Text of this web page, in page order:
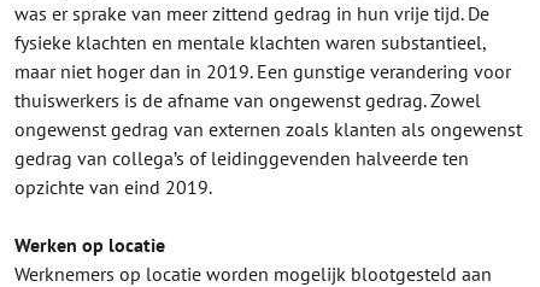
was er sprake van meer zittend gedrag in hun vrije tijd. De
fysieke klachten en mentale klachten waren substantieel,
maar niet hoger dan in 2019. Een gunstige verandering voor
thuiswerkers is de afname van ongewenst gedrag. Zowel
ongewenst gedrag van externen zoals klanten als ongewenst
gedrag van collega’s of leidinggevenden halveerde ten
opzichte van eind 2019.
Werken op locatie
Werknemers op locatie worden mogelijk blootgesteld aan